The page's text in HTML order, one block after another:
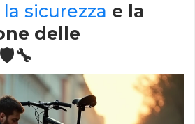
la sicurezza e la
delle